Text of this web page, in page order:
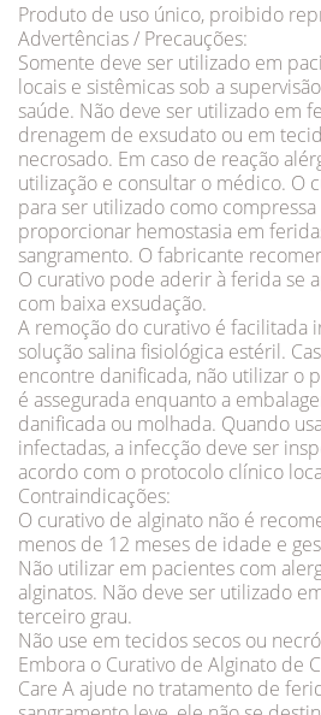
Produto de uso único, proibido
Advertências / Precauções:
Somente deve ser utilizado em
locais e sistêmicas sob a
saúde. Não deve ser utilizado em
drenagem de exsudato ou em
necrosado. Em caso de reação
utilização e consultar o médico. O
para ser utilizado como
proporcionar hemostasia em
sangramento. O fabricante
O curativo pode aderir à ferida se
com baixa exsudação.
A remoção do curativo é facilitada
solução salina fisiológica estéril.
encontre danificada, não utilizar o
é assegurada enquanto a
danificada ou molhada. Quando
infectadas, a infecção deve ser
acordo com o protocolo clínico
Contraindicações:
O curativo de alginato não é
menos de 12 meses de idade e
Não utilizar em pacientes com
alginatos. Não deve ser utilizado
terceiro grau.
Não use em tecidos secos ou
Embora o Curativo de Alginato de
Care A ajude no tratamento de